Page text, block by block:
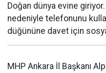
Doğan dünya evine
nedeniyle telefonunu
düğününe davet için
MHP Ankara İl Başkanı